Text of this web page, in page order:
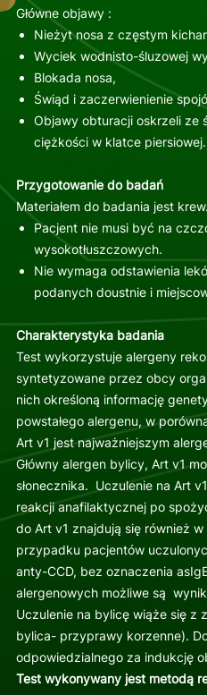
Główne objawy :
Nieżyt nosa z częstym
Wyciek wodnisto-śluzowej
Blokada nosa,
Świąd i zaczerwienienie
Objawy obturacji oskrzeli ze
ciężkości w klatce piersiowej.
Przygotowanie do badań
Materiałem do badania jest krew.
Pacjent nie musi być na
wysokotłuszczowych.
Nie wymaga odstawienia
podanych doustnie i
Charakterystyka badania
Test wykorzystuje alergeny
syntetyzowane przez obcy
nich określoną informację
powstałego alergenu, w
Art v1 jest najważniejszym
Główny alergen bylicy, Art v1
słonecznika. Uczulenie na Art
reakcji anafilaktycznej po
do Art v1 znajdują się również
przypadku pacjentów
anty-CCD, bez oznaczenia
alergenowych możliwe są
Uczulenie na bylicę wiąże się z
bylica- przyprawy korzenne).
odpowiedzialnego za indukcję
Test wykonywany jest metodą